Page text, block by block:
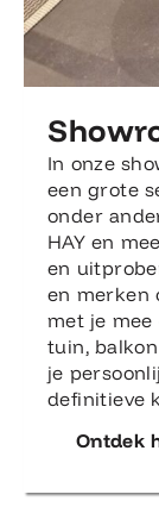
In onze
een grote
onder
HAY en
en
en merken
met je
tuin,
je
definitieve
Ontdek